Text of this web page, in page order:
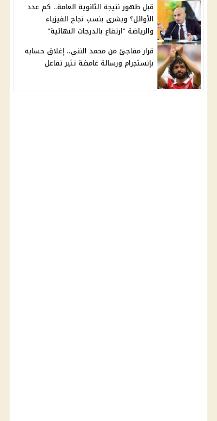
قبل ظهور نتيجة الثانوية العامة.. كم عدد
الأوائل؟ وبشرى بنسب نجاح الفيزياء
والرياضة "ارتفاع بالدرجات النهائية"
قرار مفاجئ من محمد النني.. إغلاق حسابه
بإنستجرام ورسالة غامضة تثير تفاعل